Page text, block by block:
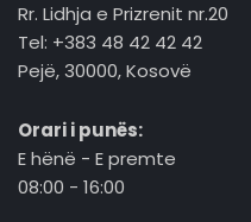
Rr. Lidhja e Prizrenit nr.20
Tel: +383 48 42 42 42
Pejë, 30000, Kosovë
Orari i punës:
E hënë - E premte
08:00 - 16:00